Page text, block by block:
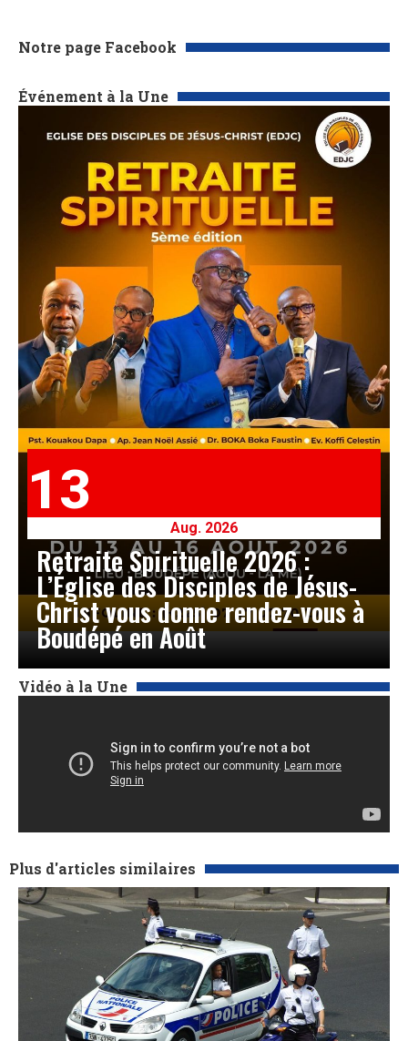
Notre page Facebook
Événement à la Une
13
Aug. 2026
Retraite Spirituelle 2026 :
L’Église des Disciples de Jésus-
Christ vous donne rendez-vous à
Boudépé en Août
Vidéo à la Une
Plus d'articles similaires